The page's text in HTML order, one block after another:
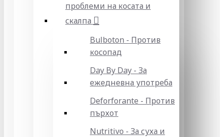
проблеми на косата и
скалпа
Bulboton - Против
косопад
Day By Day - За
ежедневна употреба
Deforforante - Против
пърхот
Nutritivo - За суха и